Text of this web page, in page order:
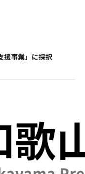
援事業」に採択